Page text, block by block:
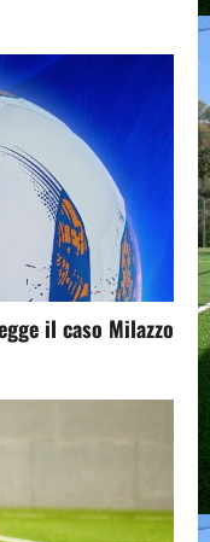
il caso Milazzo